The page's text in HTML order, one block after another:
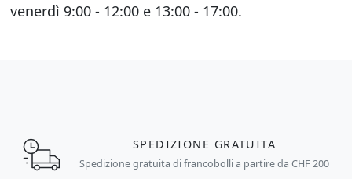
venerdì 9:00 - 12:00 e 13:00 - 17:00.
SPEDIZIONE GRATUITA
Spedizione gratuita di francobolli a partire da CHF 200